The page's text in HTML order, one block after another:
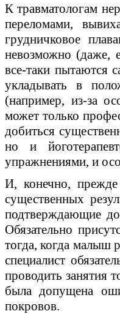
К травматологам
переломами,
грудничковое
невозможно (даже,
все-таки пытаются
укладывать в
(например, из-за
может только
добиться
но и
упражнениями, и
И, конечно,
существенных
подтверждающие
Обязательно
тогда, когда малыш
специалист
проводить занятия
была допущена
покровов.